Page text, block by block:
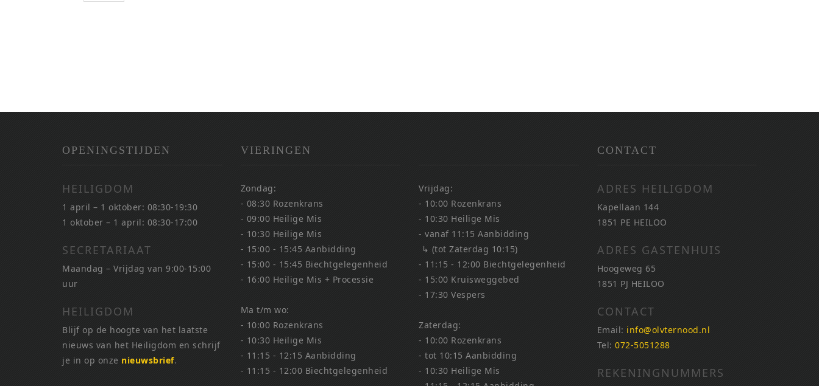
OPENINGSTIJDEN
HEILIGDOM
1 april – 1 oktober: 08:30-19:30
1 oktober – 1 april: 08:30-17:00
SECRETARIAAT
Maandag – Vrijdag van 9:00-15:00
uur
HEILIGDOM
Blijf op de hoogte van het laatste
nieuws van het Heiligdom en schrijf
je in op onze nieuwsbrief.
VIERINGEN
Zondag:
- 08:30 Rozenkrans
- 09:00 Heilige Mis
- 10:30 Heilige Mis
- 15:00 - 15:45 Aanbidding
- 15:00 - 15:45 Biechtgelegenheid
- 16:00 Heilige Mis + Processie
Ma t/m wo:
- 10:00 Rozenkrans
- 10:30 Heilige Mis
- 11:15 - 12:15 Aanbidding
- 11:15 - 12:00 Biechtgelegenheid
Vrijdag:
- 10:00 Rozenkrans
- 10:30 Heilige Mis
- vanaf 11:15 Aanbidding
↳ (tot Zaterdag 10:15)
- 11:15 - 12:00 Biechtgelegenheid
- 15:00 Kruisweggebed
- 17:30 Vespers
Zaterdag:
- 10:00 Rozenkrans
- tot 10:15 Aanbidding
- 10:30 Heilige Mis
CONTACT
ADRES HEILIGDOM
Kapellaan 144
1851 PE HEILOO
ADRES GASTENHUIS
Hoogeweg 65
1851 PJ HEILOO
CONTACT
Email: info@olvternood.nl
Tel: 072-5051288
REKENINGNUMMERS